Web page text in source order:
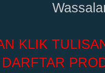
KLIK